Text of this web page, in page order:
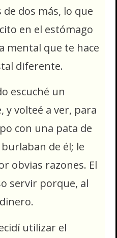
dos más, lo que
en el estómago
mental que te hace
diferente.
escuché un
y volteé a ver, para
con una pata de
de él; le
obvias razones. El
servir porque, al
utilizar el